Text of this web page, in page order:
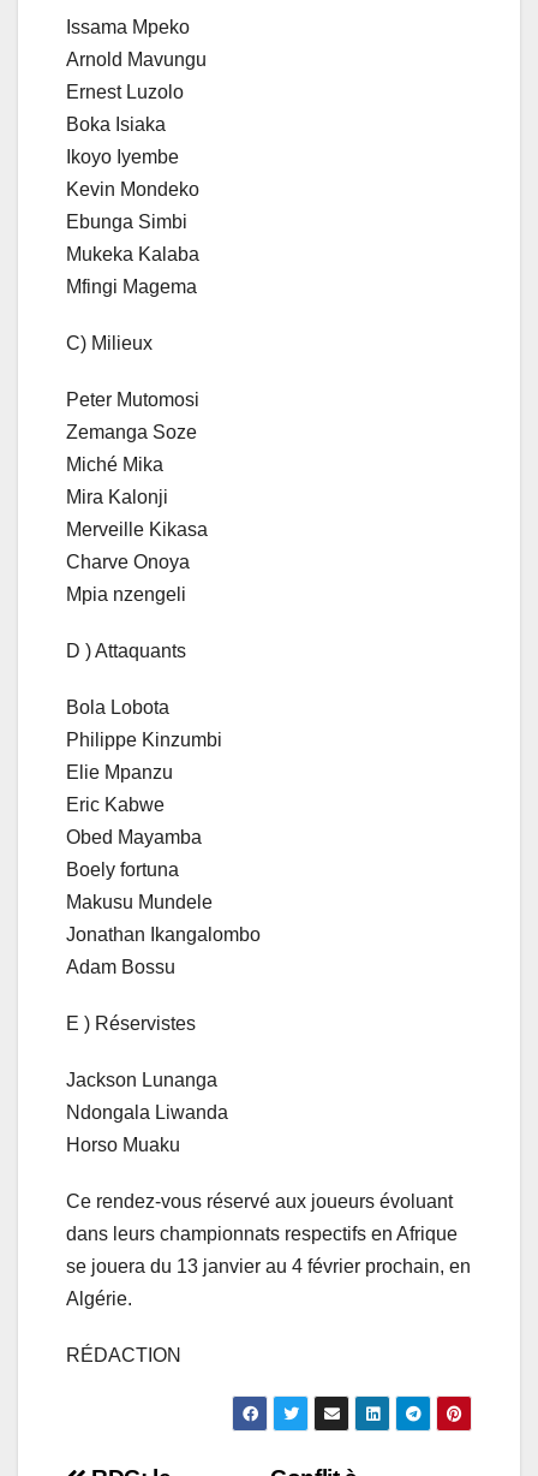
Issama Mpeko
Arnold Mavungu
Ernest Luzolo
Boka Isiaka
Ikoyo Iyembe
Kevin Mondeko
Ebunga Simbi
Mukeka Kalaba
Mfingi Magema
C) Milieux
Peter Mutomosi
Zemanga Soze
Miché Mika
Mira Kalonji
Merveille Kikasa
Charve Onoya
Mpia nzengeli
D ) Attaquants
Bola Lobota
Philippe Kinzumbi
Elie Mpanzu
Eric Kabwe
Obed Mayamba
Boely fortuna
Makusu Mundele
Jonathan Ikangalombo
Adam Bossu
E ) Réservistes
Jackson Lunanga
Ndongala Liwanda
Horso Muaku
Ce rendez-vous réservé aux joueurs évoluant
dans leurs championnats respectifs en Afrique
se jouera du 13 janvier au 4 février prochain, en
Algérie.
RÉDACTION